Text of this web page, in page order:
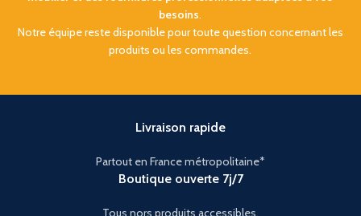
besoins.
Notre équipe reste disponible pour toute question concernant les
produits ou les commandes.
Livraison rapide
Partout en France métropolitaine*
Boutique ouverte 7j/7
Tous nors produits accessibles.